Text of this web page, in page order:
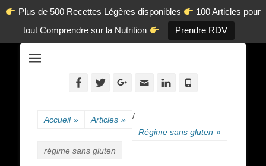
Plus de 500 Recettes Légères disponibles
100 Articles pour
tout Comprendre sur la Nutrition
Prendre RDV
en-ligne.com
Facebook
TwitterGoogleplus
AdresseLinkedin
Accueil » Articles »
/
Régime sans gluten »
régime sans gluten